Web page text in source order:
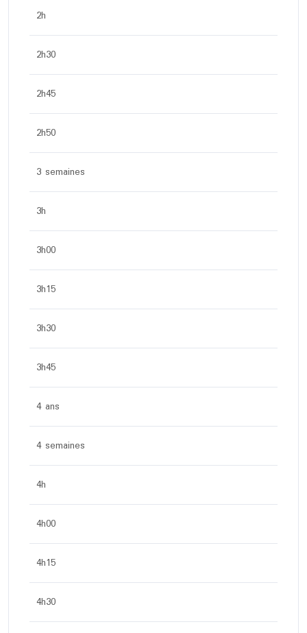
2h
2h30
2h45
2h50
3 semaines
3h
3h00
3h15
3h30
3h45
4 ans
4 semaines
4h
4h00
4h15
4h30